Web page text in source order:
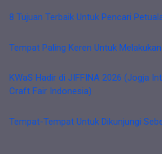
8 Tujuan Terbaik Untuk Pencari
Tempat Paling Keren Untuk
KWaS Hadir di JIFFINA 2026 (Jogja
Craft Fair Indonesia)
Tempat-Tempat Untuk Dikunjungi